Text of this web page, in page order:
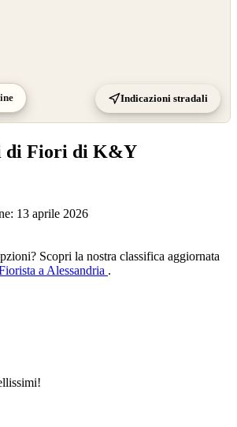
Indicazioni stradali
di Fiori di K&Y
13 aprile 2026
Scopri la nostra classifica aggiornata
a Alessandria .